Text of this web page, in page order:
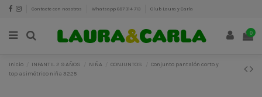
Contacte con nosotros Whatsapp 687 314 713 Club Laura y Carla
0
Inicio INFANTIL 2 9 AÑOS NIÑA CONJUNTOS
Conjunto pantalón corto y
top asimétrico niña 3225